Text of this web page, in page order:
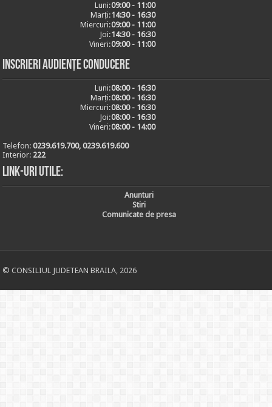
Luni:09:00 - 11:00
Marți:14:30 - 16:30
Miercuri:09:00 - 11:00
Joi:14:30 - 16:30
Vineri:09:00 - 11:00
Inscrieri audiențe conducere
Luni:08:00 - 16:30
Marți:08:00 - 16:30
Miercuri:08:00 - 16:30
Joi:08:00 - 16:30
Vineri:08:00 - 14:00
Telefon:0239.619.700, 0239.619.600
Interior: 222
Link-uri utile:
Anunturi
Stiri
Comunicate de presa
© CONSILIUL JUDETEAN BRAILA, 2026